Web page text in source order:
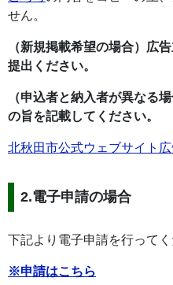
せん。
（新規掲載希望の場合）広
提出ください。
（申込者と納入者が異なる
の旨を記載してください。
北秋田市公式ウェブサイト
2.電子申請の場合
下記より電子申請を行ってく
※申請はこちら